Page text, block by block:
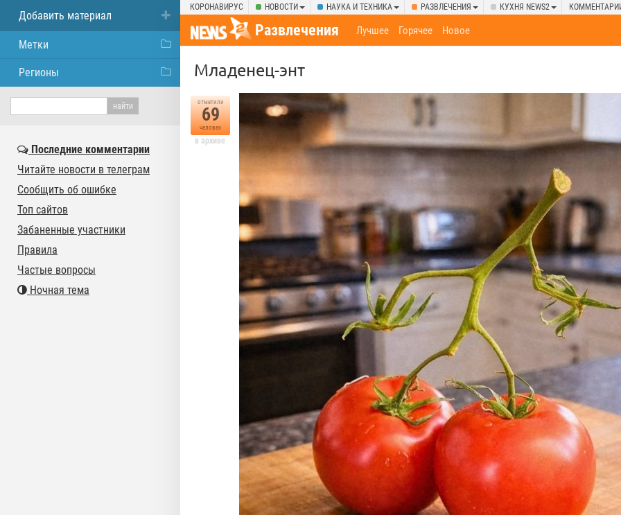
КОРОНАВИРУС НОВОСТИ НАУКА И ТЕХНИКА РАЗВЛЕЧЕНИЯ КУХНЯ NEWS2
Развлечения Лучшее Горячее Новое
Младенец-энт
отметили
69
человек
в архиве
Добавить материал
Метки
Регионы
Последние комментарии
Читайте новости в телеграм
Сообщить об ошибке
Топ сайтов
Забаненные участники
Правила
Частые вопросы
Ночная тема